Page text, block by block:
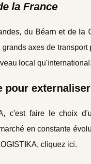
la France
du Béarn et de la
axes de
local qu'international.
pour
c'est faire le choix
en constante
cliquez ici.